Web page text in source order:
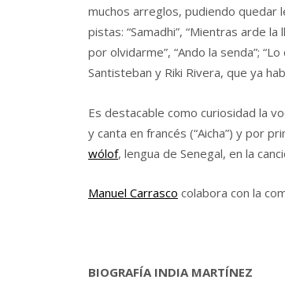
muchos arreglos, pudiendo quedar
pistas: “Samadhi”, “Mientras arde la
por olvidarme”, “Ando la senda”;
Santisteban y Riki Rivera, que ya
Es destacable como curiosidad la
y canta en francés (“Aicha”) y por
wólof, lengua de Senegal, en la
Manuel Carrasco colabora con la
BIOGRAFÍA INDIA MARTÍNEZ